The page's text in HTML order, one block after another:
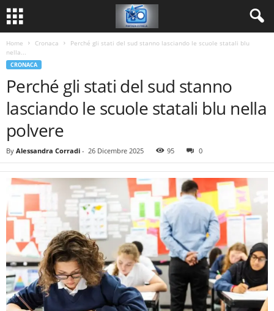
Home Cronaca
Perché gli stati del sud stanno lasciando le scuole statali blu
nella...
CRONACA
Perché gli stati del sud stanno
lasciando le scuole statali blu nella
polvere
By Alessandra Corradi - 26 Dicembre 2025 95 0